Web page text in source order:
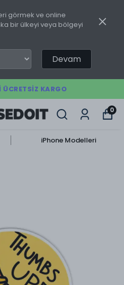
görmek ve online
bir ülkeyi veya bölgeyi
Devam
KARGO
0
iPhone Modelleri